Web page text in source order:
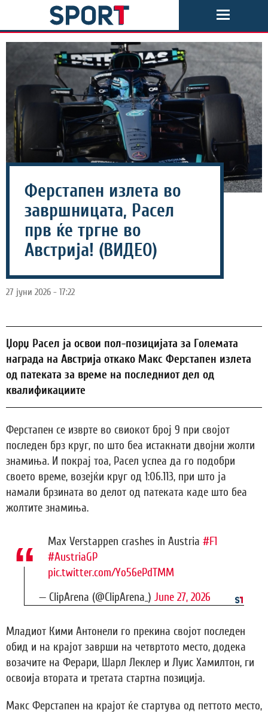
Ферстапен излета во
завршницата, Расел
прв ќе тргне во
Австрија! (ВИДЕО)
27 јуни 2026 - 17:22
Џорџ Расел ја освои пол-позицијата за Големата
награда на Австрија откако Макс Ферстапен излета
од патеката за време на последниот дел од
квалификациите
Ферстапен се изврте во свиокот број 9 при својот
последен брз круг, по што беа истакнати двојни жолти
знамиња. И покрај тоа, Расел успеа да го подобри
своето време, возејќи круг од 1:06.113, при што ја
намали брзината во делот од патеката каде што беа
жолтите знамиња.
Max Verstappen crashes in Austria #F1
#AustriaGP
pic.twitter.com/Yo56ePdTMM
— ClipArena (@ClipArena_) June 27, 2026
Младиот Кими Антонели го прекина својот последен
обид и на крајот заврши на четвртото место, додека
возачите на Ферари, Шарл Леклер и Луис Хамилтон, ги
освоија втората и третата стартна позиција.
Макс Ферстапен на крајот ќе стартува од петтото место,